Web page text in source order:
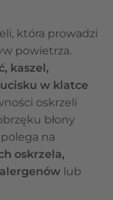
która prowadzi
powietrza.
kaszel,
w klatce
oskrzeli
błony
na
oskrzela,
lub